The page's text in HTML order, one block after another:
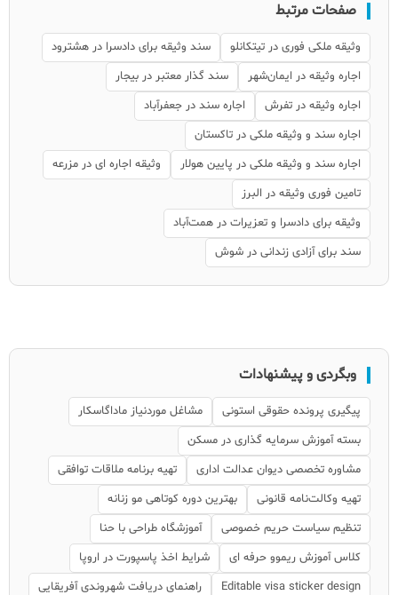
صفحات مرتبط
وثیقه ملکی فوری در تیتکانلو
سند وثیقه برای دادسرا در هشترود
اجاره وثیقه در ایمان‌شهر
سند گذار معتبر در بیجار
اجاره وثیقه در تفرش
اجاره سند در جعفرآباد
اجاره سند و وثیقه ملکی در تاکستان
اجاره سند و وثیقه ملکی در پایین هولار
وثیقه اجاره ای در مزرعه
تامین فوری وثیقه در البرز
وثیقه برای دادسرا و تعزیرات در همت‌آباد
سند برای آزادی زندانی در شوش
وبگردی و پیشنهادات
پیگیری پرونده حقوقی استونی
مشاغل موردنیاز ماداگاسکار
بسته آموزش سرمایه گذاری در مسکن
مشاوره تخصصی دیوان عدالت اداری
تهیه برنامه ملاقات توافقی
تهیه وکالت‌نامه قانونی
بهترین دوره کوتاهی مو زنانه
تنظیم سیاست حریم خصوصی
آموزشگاه طراحی با حنا
کلاس آموزش ریموو حرفه ای
شرایط اخذ پاسپورت در اروپا
Editable visa sticker design
راهنمای دریافت شهروندی آفریقایی